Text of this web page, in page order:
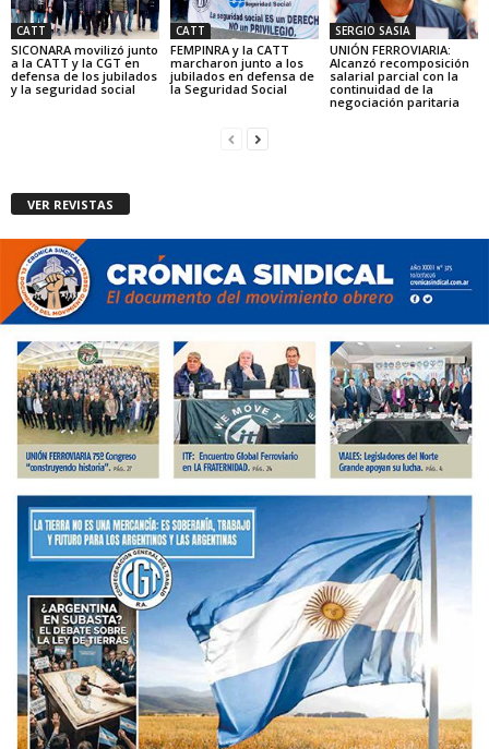
CATT
SICONARA movilizó junto
a la CATT y la CGT en
defensa de los jubilados
y la seguridad social
CATT
FEMPINRA y la CATT
marcharon junto a los
jubilados en defensa de
la Seguridad Social
SERGIO SASIA
UNIÓN FERROVIARIA:
Alcanzó recomposición
salarial parcial con la
continuidad de la
negociación paritaria
VER REVISTAS